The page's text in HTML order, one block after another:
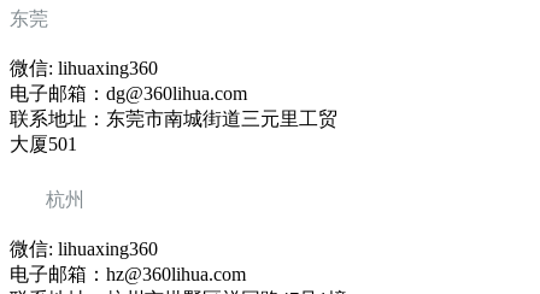
东莞
微信: lihuaxing360
电子邮箱：dg@360lihua.com
联系地址：东莞市南城街道三元里工贸
大厦501
杭州
微信: lihuaxing360
电子邮箱：hz@360lihua.com